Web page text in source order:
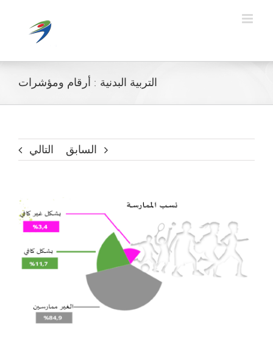
التربية البدنية : أرقام ومؤشرات
السابق التالي
صورة
أكبر